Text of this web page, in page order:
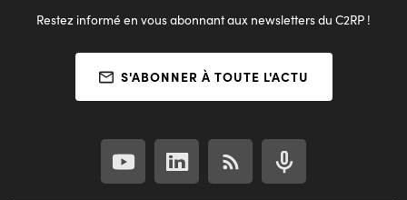
Restez informé en vous abonnant aux newsletters du C2RP !
S'ABONNER À TOUTE L'ACTU